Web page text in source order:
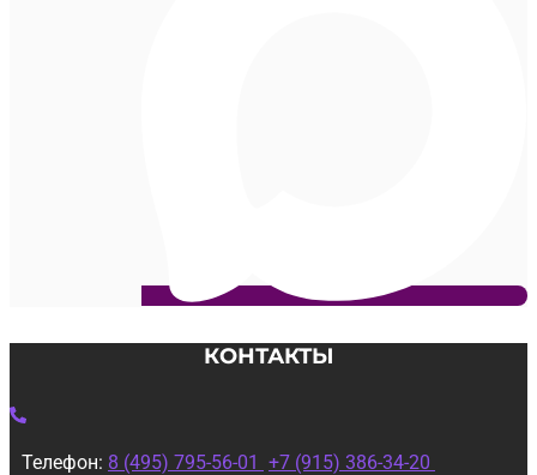
КОНТАКТЫ
Телефон: 8 (495) 795-56-01 +7 (915) 386-34-20